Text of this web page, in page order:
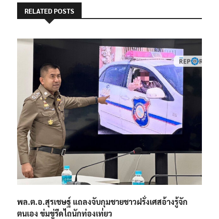
RELATED POSTS
พล.ต.อ.สุรเชษฐ์ แถลงจับกุมชายชาวฝรั่งเศสอ้างรู้จัก
ตนเอง ข่มขู่รีดไถนักท่องเท่่ยว